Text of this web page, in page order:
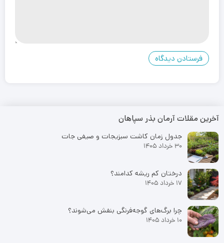
آخرین مقلات آرمان بذر سپاهان
جدول زمان کاشت سبزیجات و صیفی جات
30 خرداد 1405
درختان کم ریشه کدامند؟
17 خرداد 1405
چرا برگ‌های گوجه‌فرنگی بنفش می‌شوند؟
10 خرداد 1405